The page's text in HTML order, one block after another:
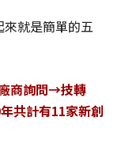
就是簡單的五
商詢問→技轉
共計有11家新創